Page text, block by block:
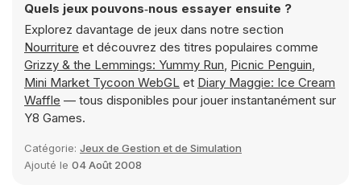
Quels jeux pouvons‑nous essayer ensuite ?
Explorez davantage de jeux dans notre section
Nourriture et découvrez des titres populaires comme
Grizzy & the Lemmings: Yummy Run, Picnic Penguin,
Mini Market Tycoon WebGL et Diary Maggie: Ice Cream
Waffle — tous disponibles pour jouer instantanément sur
Y8 Games.
Catégorie: Jeux de Gestion et de Simulation
Ajouté le 04 Août 2008